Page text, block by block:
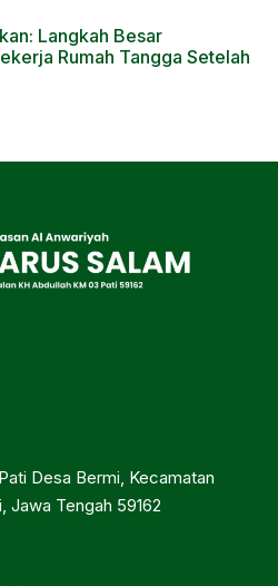
Langkah Besar
Rumah Tangga Setelah
Desa Bermi, Kecamatan
Jawa Tengah 59162